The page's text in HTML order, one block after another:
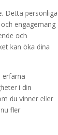
Detta personliga
engagemang
och
kan öka dina
erfarna
i din
du vinner eller
fler